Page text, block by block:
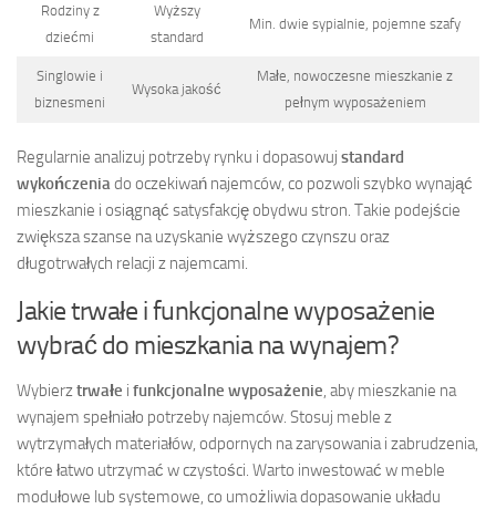
Rodziny z
dziećmi
Wyższy
standard
Min. dwie sypialnie, pojemne szafy
Singlowie i
biznesmeni
Wysoka jakość
Małe, nowoczesne mieszkanie z
pełnym wyposażeniem
Regularnie analizuj potrzeby rynku i dopasowuj standard
wykończeniado oczekiwań najemców, co pozwoli szybko wynająć
mieszkanie i osiągnąć satysfakcję obydwu stron. Takie podejście
zwiększa szanse na uzyskanie wyższego czynszu oraz
długotrwałych relacji z najemcami.
Jakie trwałe i funkcjonalne wyposażenie
wybrać do mieszkania na wynajem?
Wybierztrwałe i funkcjonalne wyposażenie, aby mieszkanie na
wynajem spełniało potrzeby najemców. Stosuj meble z
wytrzymałych materiałów, odpornych na zarysowania i zabrudzenia,
które łatwo utrzymać w czystości. Warto inwestować w meble
modułowe lub systemowe, co umożliwia dopasowanie układu